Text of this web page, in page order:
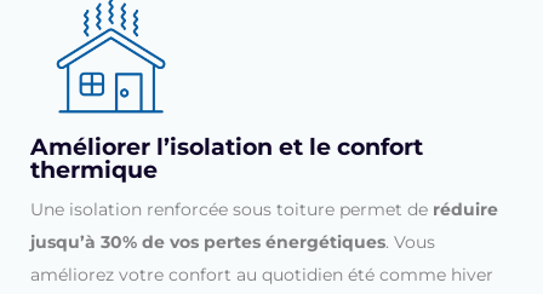
Améliorer l’isolation et le confort
thermique
Une isolation renforcée sous toiture permet de réduire
jusqu’à 30% de vos pertes énergétiques. Vous
améliorez votre confort au quotidien été comme hiver